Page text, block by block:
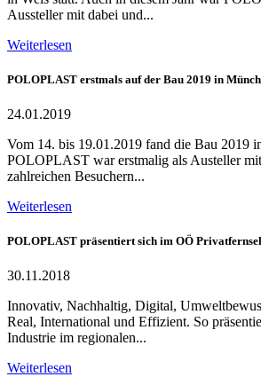
Aussteller mit dabei und...
Weiterlesen
POLOPLAST erstmals auf der Bau 2019 in
24.01.2019
Vom 14. bis 19.01.2019 fand die Bau 2019
POLOPLAST war erstmalig als Austeller
zahlreichen Besuchern...
Weiterlesen
POLOPLAST präsentiert sich im OÖ
30.11.2018
Innovativ, Nachhaltig, Digital,
Real, International und Effizient. So
Industrie im regionalen...
Weiterlesen